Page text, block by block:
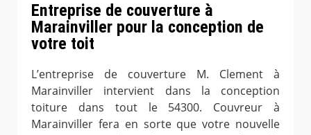
Entreprise de couverture à
Marainviller pour la conception de
votre toit
L’entreprise de couverture M. Clement à
Marainviller intervient dans la conception
toiture dans tout le 54300. Couvreur à
Marainviller fera en sorte que votre nouvelle